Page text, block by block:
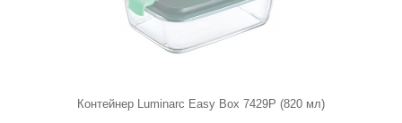
Контейнер Luminarc Easy Box 7429P (820 мл)